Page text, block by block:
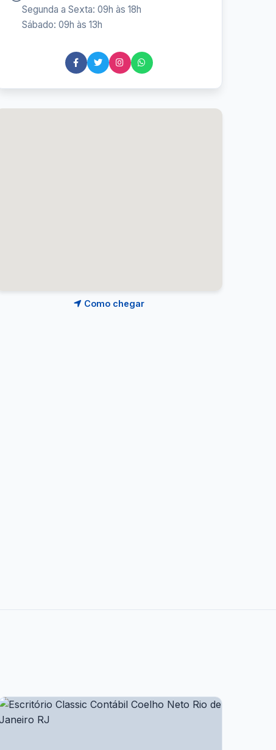
Segunda a Sexta: 09h às 18h
Sábado: 09h às 13h
Como chegar